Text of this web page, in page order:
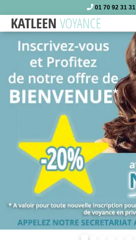
01 70 92 31 31